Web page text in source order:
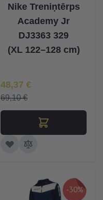
Nike Treniņtērps
Academy Jr
DJ3363 329
(XL 122–128 cm)
Īpaša Cena
48,37 €
69,10 €
-30%